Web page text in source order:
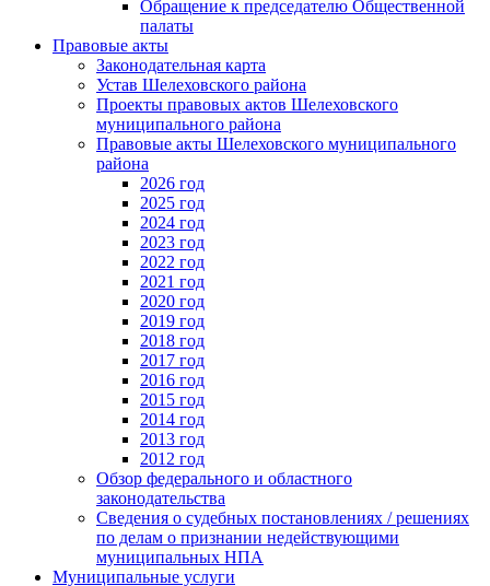
Обращение к председателю Общественной
палаты
Правовые акты
Законодательная карта
Устав Шелеховского района
Проекты правовых актов Шелеховского
муниципального района
Правовые акты Шелеховского муниципального
района
2026 год
2025 год
2024 год
2023 год
2022 год
2021 год
2020 год
2019 год
2018 год
2017 год
2016 год
2015 год
2014 год
2013 год
2012 год
Обзор федерального и областного
законодательства
Сведения о судебных постановлениях / решениях
по делам о признании недействующими
муниципальных НПА
Муниципальные услуги